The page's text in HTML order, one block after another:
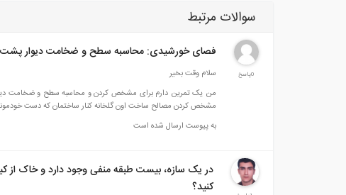
سوالات مرتبط
0پاسخ
فصای خورشیدی: محاسبه سطح و ضخامت دیوار پشت
سلام وقت بخیر
من یک تمرین دارم برای مشخص کردن و محاسبه سطح و ضخامت
مشخص کردن مصالح ساخت اون گلخانه کنار ساختمان که دست
به پیوست ارسال شده است
در یک سازه، بیست طبقه منفی وجود دارد و خاک از
کنید؟